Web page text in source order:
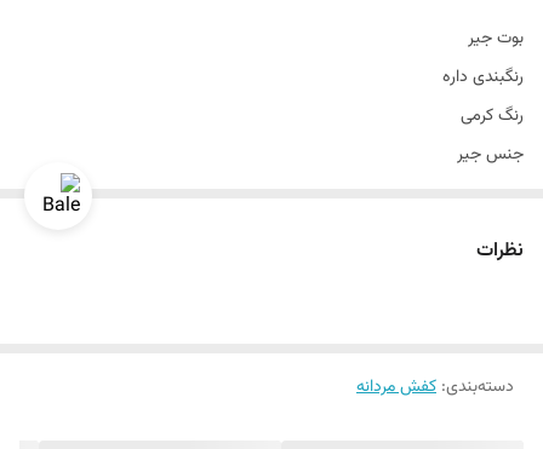
بوت جیر
رنگبندی داره
رنگ کرمی
جنس جیر
نظرات
دسته‌بندی: کفش مردانه